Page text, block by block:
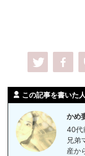
この記事を書いた人
かめ
40代
兄弟
産か